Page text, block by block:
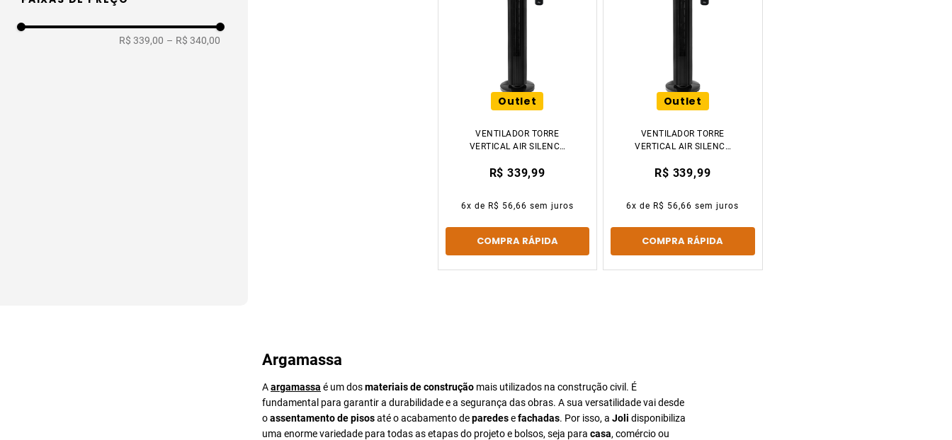
R$ 339,00 – R$ 340,00
Outlet
VENTILADOR TORRE
VERTICAL AIR SILENCE
R$ 339,99
6x de R$ 56,66 sem juros
COMPRA RÁPIDA
Outlet
VENTILADOR TORRE
VERTICAL AIR SILENCE
R$ 339,99
6x de R$ 56,66 sem juros
COMPRA RÁPIDA
Argamassa
Aargamassa é um dosmateriais de construção mais utilizados na construção civil. É
fundamental para garantir a durabilidade e a segurança das obras. A sua versatilidade vai desde
oassentamento de pisosaté o acabamento deparedesefachadas. Por isso, a Joli disponibiliza
uma enorme variedade para todas as etapas do projeto e bolsos, seja para casa, comércio ou